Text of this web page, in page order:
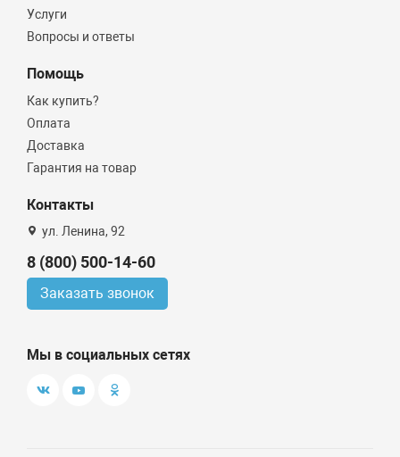
Услуги
Вопросы и ответы
Помощь
Как купить?
Оплата
Доставка
Гарантия на товар
Контакты
ул. Ленина, 92
8 (800) 500-14-60
Заказать звонок
Мы в социальных сетях